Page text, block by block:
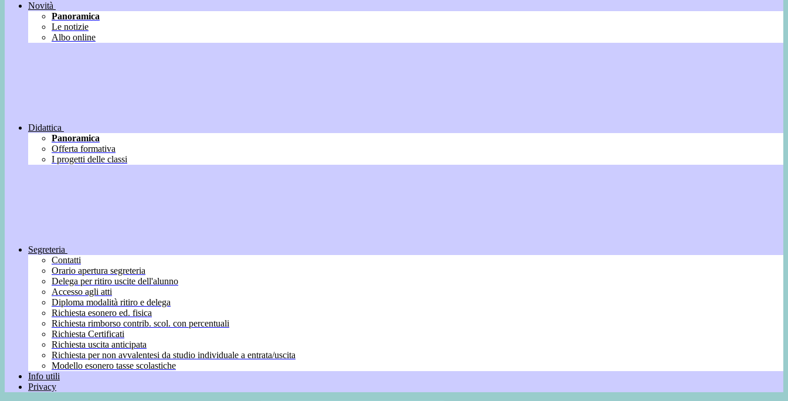
Novità
Panoramica
Le notizie
Albo online
Didattica
Panoramica
Offerta formativa
I progetti delle classi
Segreteria
Contatti
Orario apertura segreteria
Delega per ritiro uscite dell'alunno
Accesso agli atti
Diploma modalità ritiro e delega
Richiesta esonero ed. fisica
Richiesta rimborso contrib. scol. con percentuali
Richiesta Certificati
Richiesta uscita anticipata
Richiesta per non avvalentesi da studio individuale a entrata/uscita
Modello esonero tasse scolastiche
Info utili
Privacy